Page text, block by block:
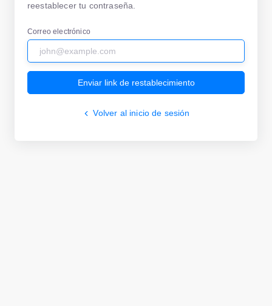
reestablecer tu contraseña.
Correo electrónico
Enviar link de restablecimiento
Volver al inicio de sesión